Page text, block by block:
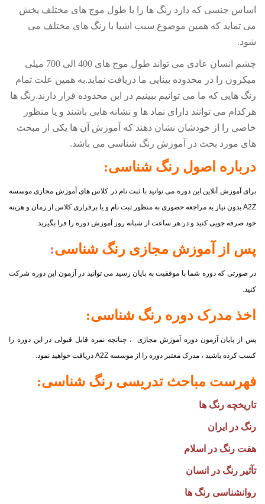
اساس جنسی که دارد رنگ ها را با طول موج های مختلف پخش
می تماید که همین موضوع سبب اشیا با رنگ های مختلف می
شود.
چشم انسان عادی می تواند طول موج های 400 الی 700 میلی
میکرون را در محدوده بینایی ما دریافت نماید.به همین علت تمام
رنگ هایی که ما می توانیم ببینیم در این محدوده قرار دارند.رنگ ها
هرکدام می توانند دارای نماد ها و نشانه هایی باشند و یا منظور
خاصی را از خودشان نشان دهند که آموزش آن ها یکی از مبحث
های مورد بحث در آموزش رنگ شناسی می باشد.
درباره اصول رنگ شناسی:
برای آموزش آنلاین این دوره می توانید با ثبت نام در کلاس های آموزش مجازی موسسه
A2Z بدون نیاز به مراجعه حضوری به منظور ثبت نام و یا برقراری کلاس از زمان و هزینه
خود صرفه جویی کنید و در هر ساعت از شبانه روز آموزش دوره را فرا بگیرید.
پس از آموزش مجازی رنگ شناسی:
در صورتی که دوره شما با موفقیت به پایان رسید می توانید در آزمون این دوره شرکت
کنید.
اخذ مدرک دوره رنگ شناسی:
پس از پایان آزمون دوره آموزش مجازی ، چنانچه نمره قابل قبولی در این دوره را
کسب کرده باشید ، مدرک معتبر دوره را از موسسه A2Z دریافت خواهید نمود.
فهرست مباحث تدریسی رنگ شناسی:
تاریخچه رنگ ها
رنگ در ایران
هفت رنگ در اسلام
تآثیر رنگ در انسان
روانشناسی رنگ ها